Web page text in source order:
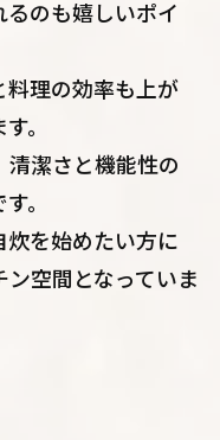
のも嬉しいポイ
料理の効率も上が
。
清潔さと機能性の
。
を始めたい方に
空間となっていま